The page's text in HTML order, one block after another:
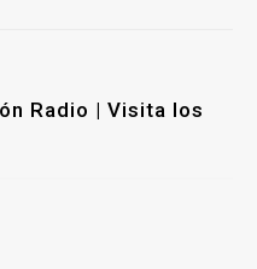
Radio | Visita los